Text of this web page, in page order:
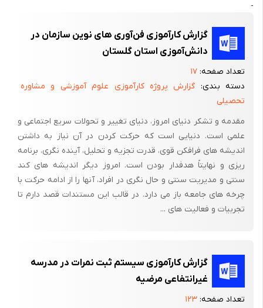
برای مقایسه فایل‌های هم‌موضوع با «گزارش پروژه کارآموزی علوم
آموزشی و مشاوره تحصیلی»،تحقیق مقاله علوم آموزشی و مشاوره
تحصیلیوگزارش پروژه کارآموزی سایر موضوعات
پروژه کارآموزی نیز به خانواده اصلی بازمی‌گردد.
فرمت Word و PDF:
قابل تبدیل به PDF هستند.
-
گزارش کارآموزی فن‌آوری‌ های نوین سازمان در
دانش‌آموزی استان گلستان
تعداد صفحه: ۱۷
دسته بندی: گزارش پروژه کارآموزی علوم آموزشی و مشاوره
تحصیلی
مقدمه و تشکر دنیای امروز، دنیای تغییر و تحولات سریع اجتماعی و
علمی است. دنیایی است که حرکت کردن در آن نیاز به داشتن
اندیشه های فرافکن قوی، قدرت تجزیه و تحلیل، آینده نگری، برنامه
ریزی و نهایتاً هدفدار بودن است. امروز دیگر اندیشه های کند
سنتی و مدیریت سنتی و حال نگری در افراد، آنها را از ادامه حرکت با
چرخه های جامعه باز می دارد. در قالب این مستندات قصد دارم تا
تجربیات و فعالیت های ...
گزارش کارآموزی سیستم ثبت نمرات در مدرسه
غیرانتفاعی مرضیه
تعداد صفحه: ۱۲۳